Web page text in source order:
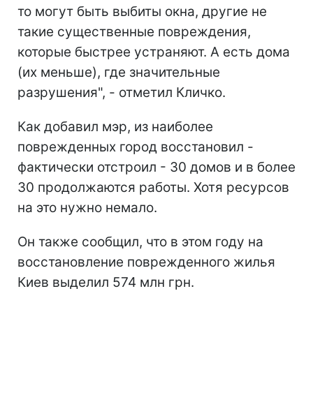
то могут быть выбиты окна, другие не
такие существенные повреждения,
которые быстрее устраняют. А есть дома
(их меньше), где значительные
разрушения", - отметил Кличко.
Как добавил мэр, из наиболее
поврежденных город восстановил -
фактически отстроил - 30 домов и в более
30 продолжаются работы. Хотя ресурсов
на это нужно немало.
Он также сообщил, что в этом году на
восстановление поврежденного жилья
Киев выделил 574 млн грн.